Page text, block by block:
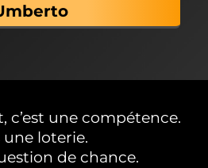
c’est une compétence.
une loterie.
de chance.